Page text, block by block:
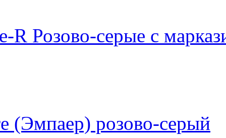
R Розово-серые с
(Эмпаер) розово-серый